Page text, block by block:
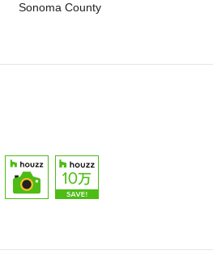
Sonoma County